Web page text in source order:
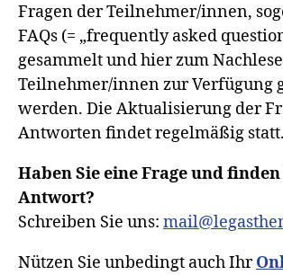
Fragen der Teilnehmer/innen,
FAQs (= „frequently asked
gesammelt und hier zum
Teilnehmer/innen zur Verfügung
werden. Die Aktualisierung der
Antworten findet regelmäßig statt.
Haben Sie eine Frage und
Antwort?
Schreiben Sie uns:
Nützen Sie unbedingt auch Ihr